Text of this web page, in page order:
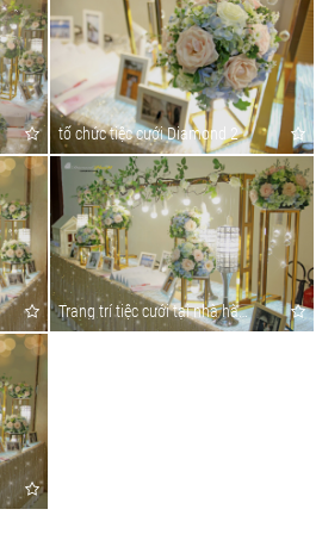
tổ chức tiệc cưới Diamond 2
Trang trí tiệc cưới tại nhà hàng Diamond 2